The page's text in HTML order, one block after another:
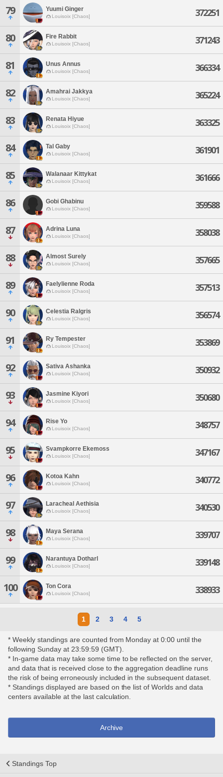
79 Yuumi Ginger
Louisoix [Chaos] 372251
80 Fire Rabbit
Louisoix [Chaos] 371243
81 Unus Annus
Louisoix [Chaos] 366334
82 Amahrai Jakkya
Louisoix [Chaos] 365224
83 Renata Hiyue
Louisoix [Chaos] 363325
84 Tal Gaby
Louisoix [Chaos] 361901
85 Walanaar Kittykat
Louisoix [Chaos] 361666
86 Gobi Ghabinu
Louisoix [Chaos] 359588
87 Adrina Luna
Louisoix [Chaos] 358038
88 Almost Surely
Louisoix [Chaos] 357665
89 Faelylienne Roda
Louisoix [Chaos] 357513
90 Celestia Ralgris
Louisoix [Chaos] 356574
91 Ry Tempester
Louisoix [Chaos] 353869
92 Sativa Ashanka
Louisoix [Chaos] 350932
93 Jasmine Kiyori
Louisoix [Chaos] 350680
94 Rise Yo
Louisoix [Chaos] 348757
95 Svampkorre Ekemoss
Louisoix [Chaos] 347167
96 Kotoa Kahn
Louisoix [Chaos] 340772
97 Laracheal Aethisia
Louisoix [Chaos] 340530
98 Maya Serana
Louisoix [Chaos] 339707
99 Narantuya Dotharl
Louisoix [Chaos] 339148
100 Ton Cora
Louisoix [Chaos] 338933
1 2 3 4 5
* Weekly standings are counted from Monday at 0:00 until the
following Sunday at 23:59:59 (GMT).
* In-game data may take some time to be reflected on the server,
and data that is received close to the aggregation deadline runs
the risk of being erroneously included in the subsequent dataset.
* Standings displayed are based on the list of Worlds and data
centers available at the last calculation.
Archive
Standings Top